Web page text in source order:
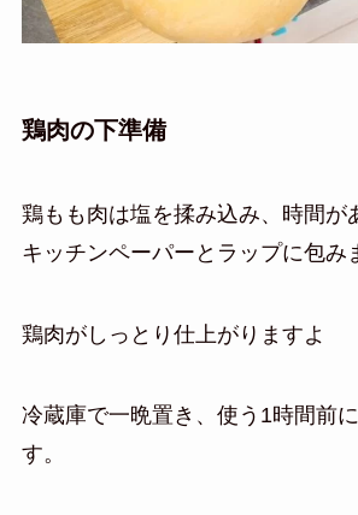
鶏肉の下準備
鶏もも肉は塩を揉み込み、時間が
キッチンペーパーとラップに包み
鶏肉がしっとり仕上がりますよ
冷蔵庫で一晩置き、使う1時間前
す。